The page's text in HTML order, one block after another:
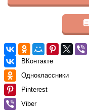
ВКонтакте
Одноклассники
Pinterest
Viber